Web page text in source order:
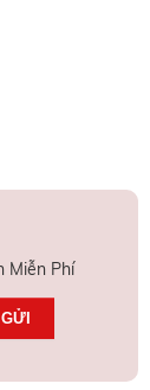
Miễn Phí